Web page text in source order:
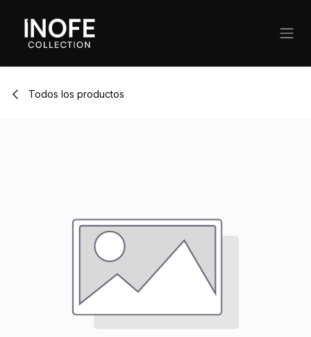
Todos los productos